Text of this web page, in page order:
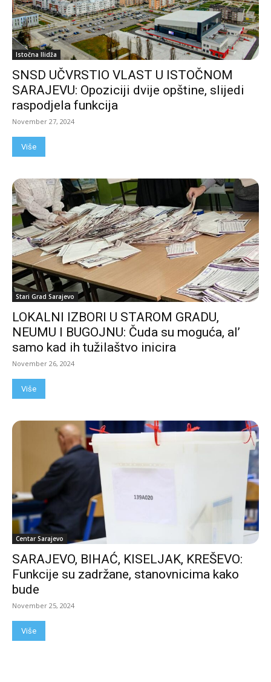
Istočna Ilidža
SNSD UČVRSTIO VLAST U ISTOČNOM
SARAJEVU: Opoziciji dvije opštine, slijedi
raspodjela funkcija
November 27, 2024
Više
Stari Grad Sarajevo
LOKALNI IZBORI U STAROM GRADU,
NEUMU I BUGOJNU: Čuda su moguća, al’
samo kad ih tužilaštvo inicira
November 26, 2024
Više
Centar Sarajevo
SARAJEVO, BIHAĆ, KISELJAK, KREŠEVO:
Funkcije su zadržane, stanovnicima kako
bude
November 25, 2024
Više